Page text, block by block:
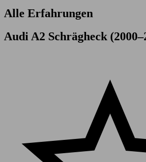
Alle Erfahrungen
Audi A2 Schrägheck